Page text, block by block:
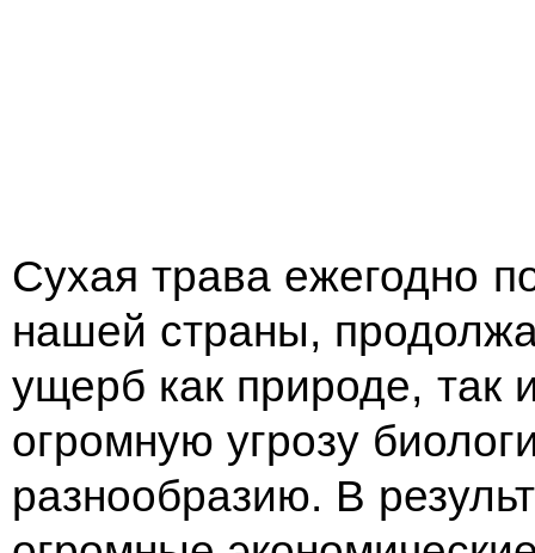
Сухая трава ежегодно
нашей страны,
ущерб как природе,
огромную угрозу
разнообразию. В